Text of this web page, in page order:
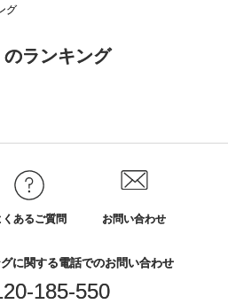
グ
ランキング
くあるご質問 お問い合わせ
に関する電話でのお問い合わせ
185-550